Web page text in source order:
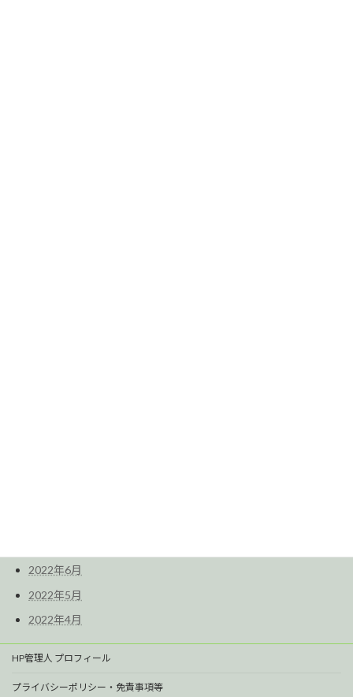
2022年6月
2022年5月
2022年4月
HP管理人 プロフィール
プライバシーポリシー・免責事項等